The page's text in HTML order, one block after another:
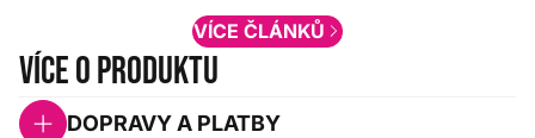
VÍCE ČLÁNKŮ
Více o produktu
DOPRAVY A PLATBY